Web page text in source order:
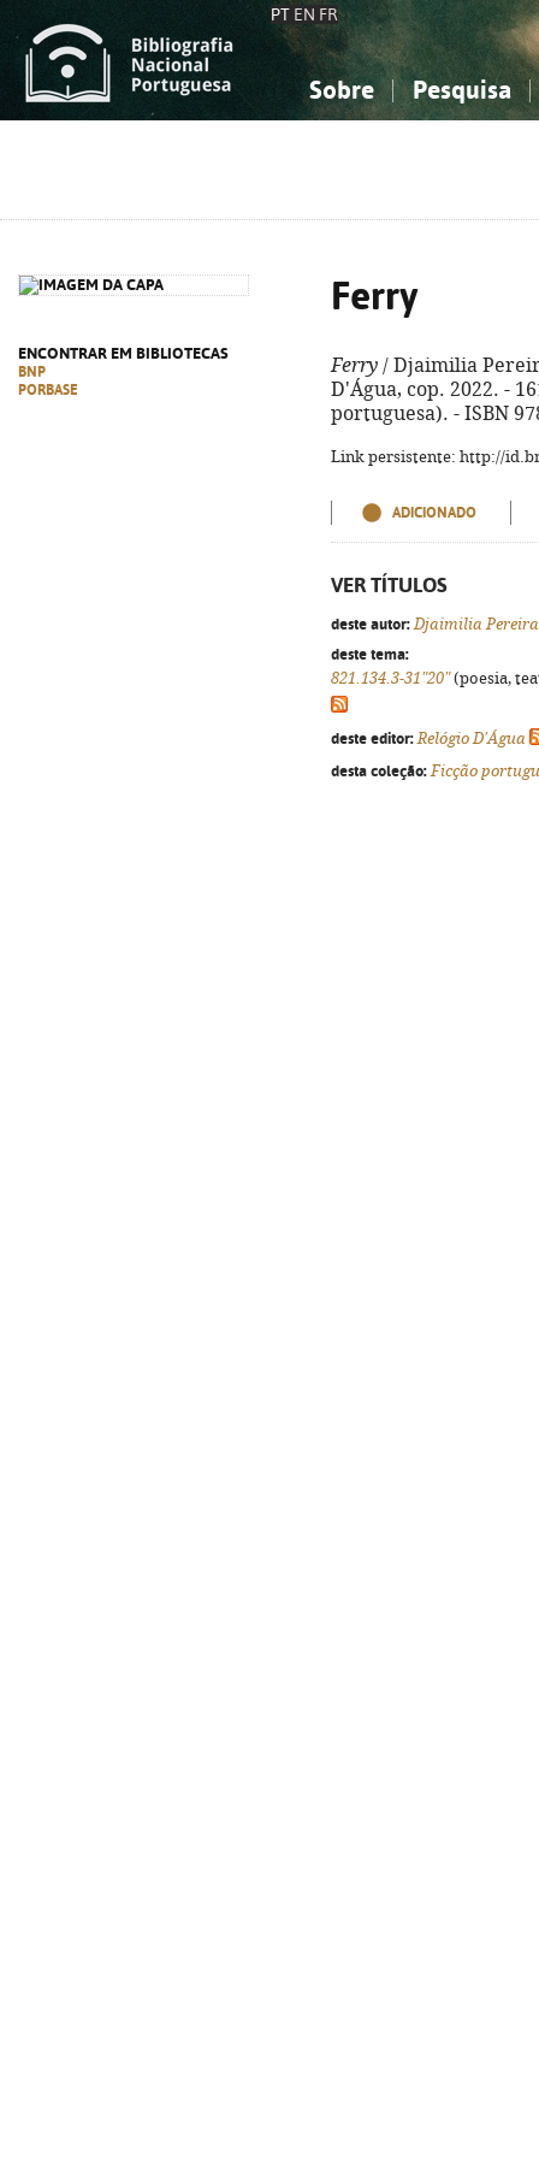
PT EN FR
Sobre Pesquisa
ENCONTRAR EM BIBLIOTECAS
BNP
PORBASE
Ferry
Ferry / Djaimilia
D'Água, cop. 2022. -
portuguesa). - ISBN
Link persistente: http://
ADICIONADO
VER TÍTULOS
deste autor: Djaimilia
deste tema:
821.134.3-31"20"(poesia,
deste editor: Relógio D'Água
desta coleção: Ficção